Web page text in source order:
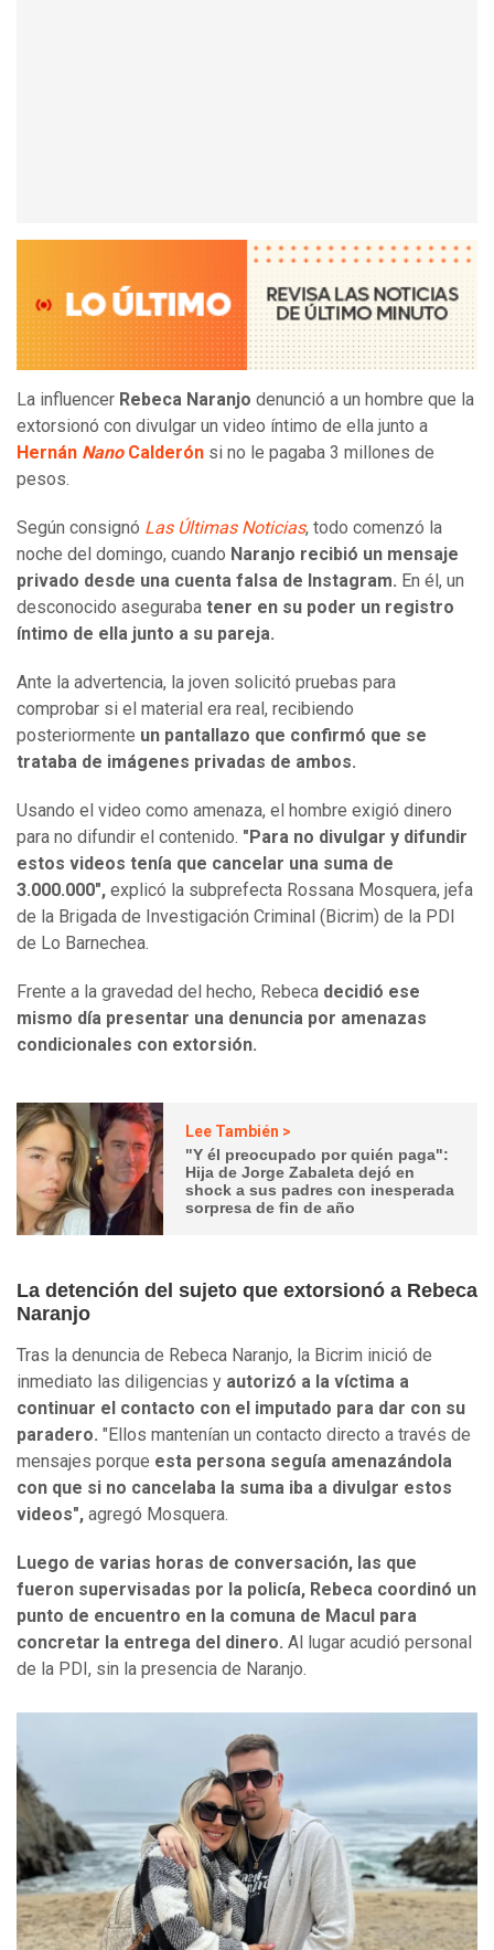
La influencer Rebeca Naranjo denunció a un hombre que la
extorsionó con divulgar un video íntimo de ella junto a
Hernán NanoCalderón si no le pagaba 3 millones de
pesos.
Según consignó Las Últimas Noticias, todo comenzó la
noche del domingo, cuando Naranjo recibió un mensaje
privado desde una cuenta falsa de Instagram. En él, un
desconocido aseguraba tener en su poder un registro
íntimo de ella junto a su pareja.
Ante la advertencia, la joven solicitó pruebas para
comprobar si el material era real, recibiendo
posteriormente un pantallazo que confirmó que se
trataba de imágenes privadas de ambos.
Usando el video como amenaza, el hombre exigió dinero
para no difundir el contenido. "Para no divulgar y difundir
estos videos tenía que cancelar una suma de
3.000.000", explicó la subprefecta Rossana Mosquera, jefa
de la Brigada de Investigación Criminal (Bicrim) de la PDI
de Lo Barnechea.
Frente a la gravedad del hecho, Rebeca decidió ese
mismo día presentar una denuncia por amenazas
condicionales con extorsión.
Lee También >
"Y él preocupado por quién paga":
Hija de Jorge Zabaleta dejó en
shock a sus padres con inesperada
sorpresa de fin de año
La detención del sujeto que extorsionó a Rebeca
Naranjo
Tras la denuncia de Rebeca Naranjo, la Bicrim inició de
inmediato las diligencias y autorizó a la víctima a
continuar el contacto con el imputado para dar con su
paradero. "Ellos mantenían un contacto directo a través de
mensajes porque esta persona seguía amenazándola
con que si no cancelaba la suma iba a divulgar estos
videos", agregó Mosquera.
Luego de varias horas de conversación, las que
fueron supervisadas por la policía, Rebeca coordinó un
punto de encuentro en la comuna de Macul para
concretar la entrega del dinero. Al lugar acudió personal
de la PDI, sin la presencia de Naranjo.